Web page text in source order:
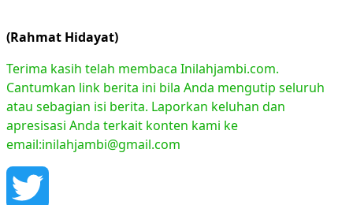
(Rahmat Hidayat)
Terima kasih telah membaca Inilahjambi.com.
Cantumkan link berita ini bila Anda mengutip seluruh
atau sebagian isi berita. Laporkan keluhan dan
apresisasi Anda terkait konten kami ke
email:inilahjambi@gmail.com